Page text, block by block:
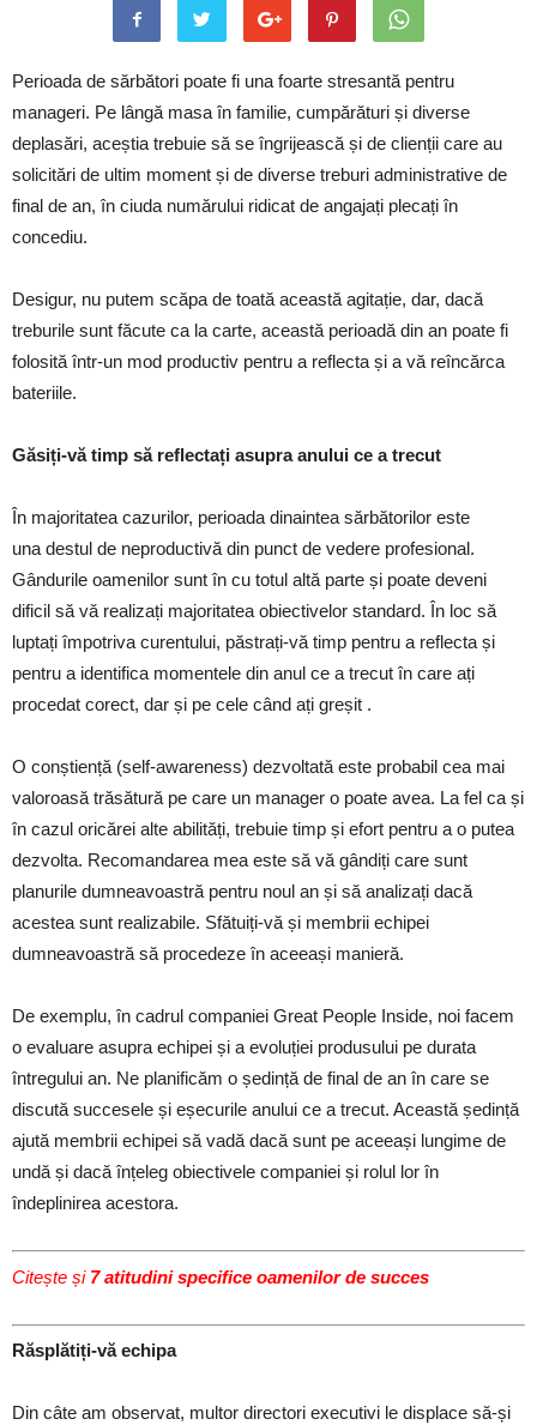
Perioada de sărbători poate fi una foarte stresantă pentru
manageri. Pe lângă masa în familie, cumpărături și diverse
deplasări, aceștia trebuie să se îngrijească și de clienții care au
solicitări de ultim moment și de diverse treburi administrative de
final de an, în ciuda numărului ridicat de angajați plecați în
concediu.
Desigur, nu putem scăpa de toată această agitație, dar, dacă
treburile sunt făcute ca la carte, această perioadă din an poate fi
folosită într-un mod productiv pentru a reflecta și a vă reîncărca
bateriile.
Găsiți-vă timp să reflectați asupra anului ce a trecut
În majoritatea cazurilor, perioada dinaintea sărbătorilor este
una destul de neproductivă din punct de vedere profesional.
Gândurile oamenilor sunt în cu totul altă parte și poate deveni
dificil să vă realizați majoritatea obiectivelor standard. În loc să
luptați împotriva curentului, păstrați-vă timp pentru a reflecta și
pentru a identifica momentele din anul ce a trecut în care ați
procedat corect, dar și pe cele când ați greșit .
O conștiență (self-awareness) dezvoltată este probabil cea mai
valoroasă trăsătură pe care un manager o poate avea. La fel ca și
în cazul oricărei alte abilități, trebuie timp și efort pentru a o putea
dezvolta. Recomandarea mea este să vă gândiți care sunt
planurile dumneavoastră pentru noul an și să analizați dacă
acestea sunt realizabile. Sfătuiți-vă și membrii echipei
dumneavoastră să procedeze în aceeași manieră.
De exemplu, în cadrul companiei Great People Inside, noi facem
o evaluare asupra echipei și a evoluției produsului pe durata
întregului an. Ne planificăm o ședință de final de an în care se
discută succesele și eșecurile anului ce a trecut. Această ședință
ajută membrii echipei să vadă dacă sunt pe aceeași lungime de
undă și dacă înțeleg obiectivele companiei și rolul lor în
îndeplinirea acestora.
Citește și7 atitudini specifice oamenilor de succes
Răsplătiți-vă echipa
Din câte am observat, multor directori executivi le displace să-și